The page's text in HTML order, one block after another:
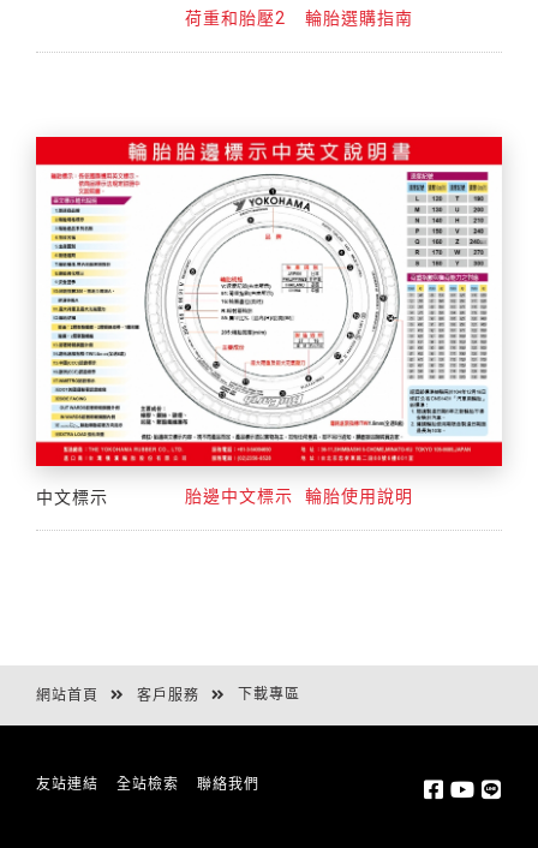
荷重和胎壓2
輪胎選購指南
中文標示 胎邊中文標示 輪胎使用說明
網站首頁 客戶服務 下載專區
友站連結 全站檢索 聯絡我們